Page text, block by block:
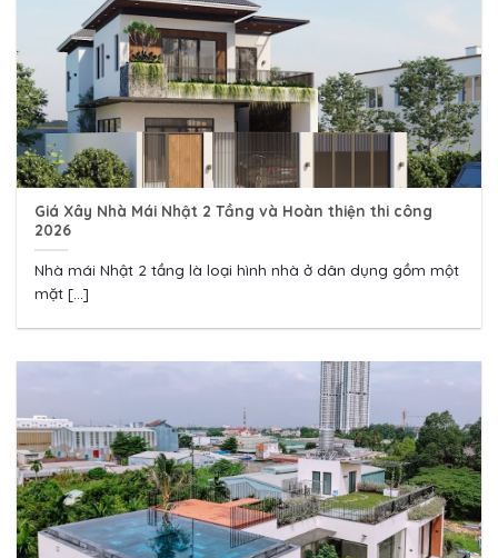
Giá Xây Nhà Mái Nhật 2 Tầng và Hoàn thiện thi công
2026
Nhà mái Nhật 2 tầng là loại hình nhà ở dân dụng gồm một
mặt [...]